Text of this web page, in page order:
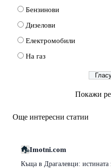
Бензинови
Дизелови
Електромобили
На газ
Покажи
Още интересни статии
Imotni.com
Къща в Драгалевци: истината